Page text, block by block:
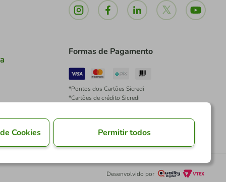
Formas de Pagamento
*Pontos dos Cartões Sicredi
*Cartões de crédito Sicredi
Desenvolvido por
Cookies Permitir todos